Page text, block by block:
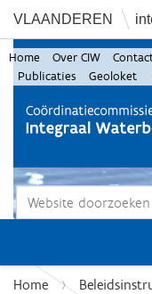
VLAANDEREN
Zoek
Home Over CIW
Publicaties
Geoloket
Home